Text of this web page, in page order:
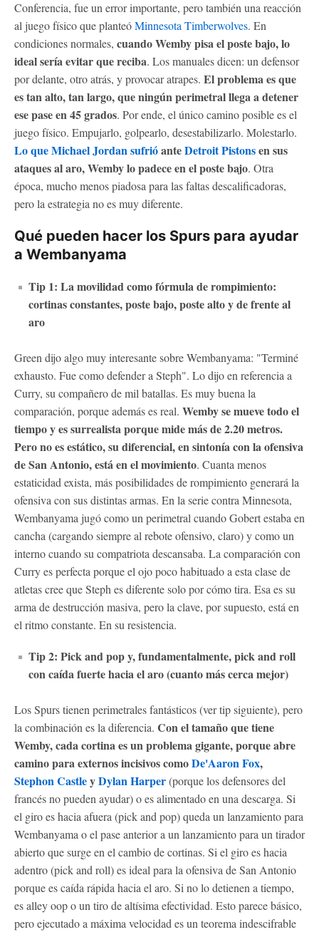
Conferencia, fue un error importante, pero también una reacción
al juego físico que planteóMinnesota Timberwolves. En
condiciones normales, cuando Wemby pisa el poste bajo, lo
ideal sería evitar que reciba. Los manuales dicen: un defensor
por delante, otro atrás, y provocar atrapes. El problema es que
es tan alto, tan largo, que ningún perimetral llega a detener
ese pase en 45 grados. Por ende, el único camino posible es el
juego físico. Empujarlo, golpearlo, desestabilizarlo. Molestarlo.
Lo que Michael Jordan sufrióanteDetroit Pistonsen sus
ataques al aro, Wemby lo padece en el poste bajo. Otra
época, mucho menos piadosa para las faltas descalificadoras,
pero la estrategia no es muy diferente.
Qué pueden hacer los Spurs para ayudar
a Wembanyama
Tip 1: La movilidad como fórmula de rompimiento:
cortinas constantes, poste bajo, poste alto y de frente al
aro
Green dijo algo muy interesante sobre Wembanyama: "Terminé
exhausto. Fue como defender a Steph". Lo dijo en referencia a
Curry, su compañero de mil batallas. Es muy buena la
comparación, porque además es real. Wemby se mueve todo el
tiempo y es surrealista porque mide más de 2.20 metros.
Pero no es estático, su diferencial, en sintonía con la ofensiva
de San Antonio, está en el movimiento. Cuanta menos
estaticidad exista, más posibilidades de rompimiento generará la
ofensiva con sus distintas armas. En la serie contra Minnesota,
Wembanyama jugó como un perimetral cuando Gobert estaba en
cancha (cargando siempre al rebote ofensivo, claro) y como un
interno cuando su compatriota descansaba. La comparación con
Curry es perfecta porque el ojo poco habituado a esta clase de
atletas cree que Steph es diferente solo por cómo tira. Esa es su
arma de destrucción masiva, pero la clave, por supuesto, está en
el ritmo constante. En su resistencia.
Tip 2: Pick and pop y, fundamentalmente, pick and roll
con caída fuerte hacia el aro (cuanto más cerca mejor)
Los Spurs tienen perimetrales fantásticos (ver tip siguiente), pero
la combinación es la diferencia. Con el tamaño que tiene
Wemby, cada cortina es un problema gigante, porque abre
camino para externos incisivos comoDe'Aaron Fox,
Stephon CastleyDylan Harper(porque los defensores del
francés no pueden ayudar) o es alimentado en una descarga. Si
el giro es hacia afuera (pick and pop) queda un lanzamiento para
Wembanyama o el pase anterior a un lanzamiento para un tirador
abierto que surge en el cambio de cortinas. Si el giro es hacia
adentro (pick and roll) es ideal para la ofensiva de San Antonio
porque es caída rápida hacia el aro. Si no lo detienen a tiempo,
es alley oop o un tiro de altísima efectividad. Esto parece básico,
pero ejecutado a máxima velocidad es un teorema indescifrable